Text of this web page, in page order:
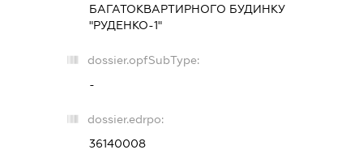
БАГАТОКВАРТИРНОГО БУДИНКУ
"РУДЕНКО-1"
dossier.opfSubType:
-
dossier.edrpo:
36140008